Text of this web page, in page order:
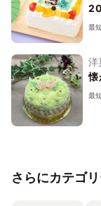
最
洋
懐
最
さらにカテゴ